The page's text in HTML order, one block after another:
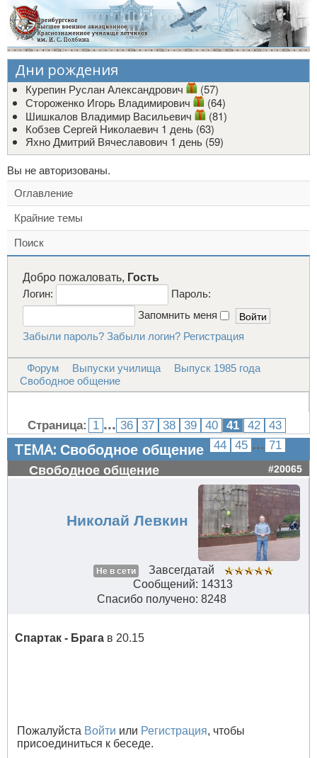
Дни рождения
Курепин Руслан Александрович
(57)
Стороженко Игорь Владимирович
(64)
Шишкалов Владимир Васильевич
(81)
Кобзев Сергей Николаевич 1 день (63)
Яхно Дмитрий Вячеславович 1 день (59)
Вы не авторизованы.
Оглавление
Крайние темы
Поиск
Добро пожаловать, Гость
Логин:
Пароль:
Запомнить меня
Забыли пароль? Забыли логин? Регистрация
Форум Выпуски училища
Выпуск 1985 года
Свободное общение
Страница: 1 ... 36 37 38 39 40 41 42
43
44
45 ... 71
ТЕМА: Свободное общение
Свободное общение #20065
Николай Левкин
Не в сети
Завсегдатай
Сообщений: 14313
Спасибо получено: 8248
Спартак - Брага в 20.15
Пожалуйста Войти или Регистрация, чтобы
присоединиться к беседе.